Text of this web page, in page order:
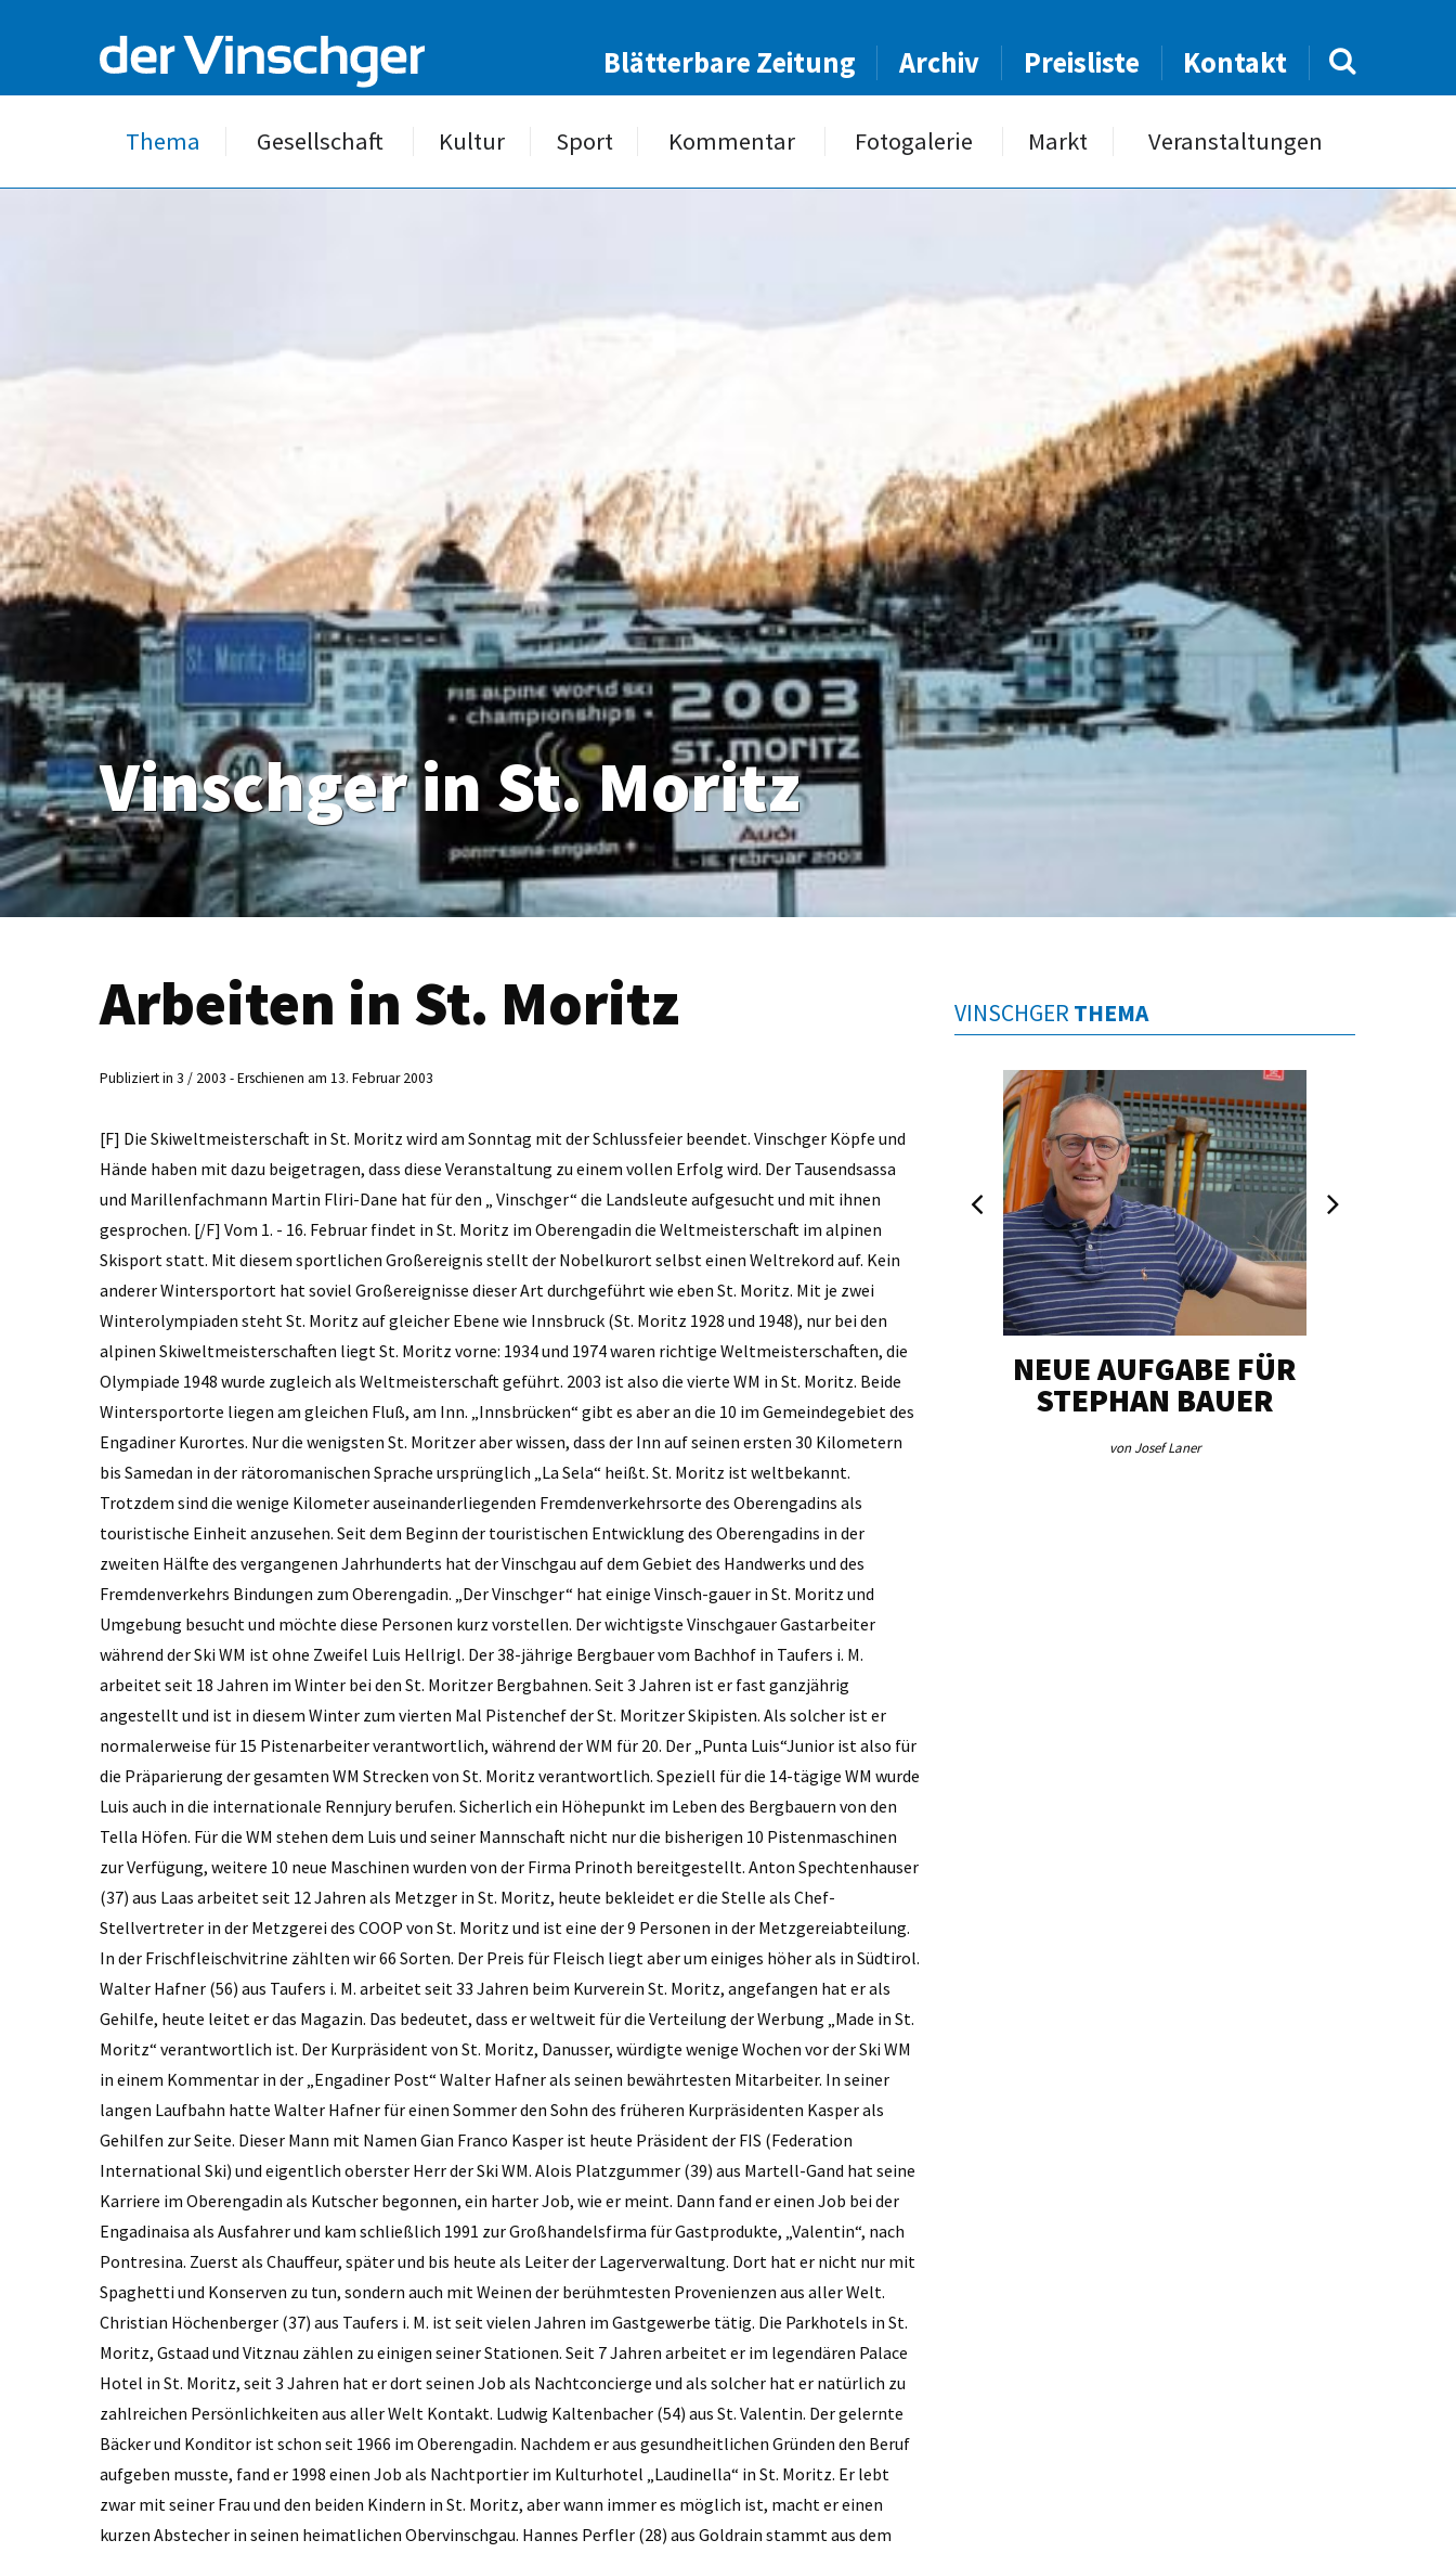
Blätterbare Zeitung Archiv Preisliste Kontakt
Thema Gesellschaft Kultur Sport Kommentar Fotogalerie Markt Veranstaltungen
Vinschger in St. Moritz
Arbeiten in St. Moritz
Publiziert in 3 / 2003 - Erschienen am 13. Februar 2003
[F] Die Skiweltmeisterschaft in St. Moritz wird am Sonntag mit der Schlussfeier beendet. Vinschger Köpfe und
Hände haben mit dazu beigetragen, dass diese Veranstaltung zu einem vollen Erfolg wird. Der Tausendsassa
und Marillenfachmann Martin Fliri-Dane hat für den „ Vinschger“ die Landsleute aufgesucht und mit ihnen
gesprochen. [/F] Vom 1. - 16. Februar findet in St. Moritz im Oberengadin die Weltmeisterschaft im alpinen
Skisport statt. Mit diesem sportlichen Großereignis stellt der Nobelkurort selbst einen Weltrekord auf. Kein
anderer Wintersportort hat soviel Großereignisse dieser Art durchgeführt wie eben St. Moritz. Mit je zwei
Winterolympiaden steht St. Moritz auf gleicher Ebene wie Innsbruck (St. Moritz 1928 und 1948), nur bei den
alpinen Skiweltmeisterschaften liegt St. Moritz vorne: 1934 und 1974 waren richtige Weltmeisterschaften, die
Olympiade 1948 wurde zugleich als Weltmeisterschaft geführt. 2003 ist also die vierte WM in St. Moritz. Beide
Wintersportorte liegen am gleichen Fluß, am Inn. „Innsbrücken“ gibt es aber an die 10 im Gemeindegebiet des
Engadiner Kurortes. Nur die wenigsten St. Moritzer aber wissen, dass der Inn auf seinen ersten 30 Kilometern
bis Samedan in der rätoromanischen Sprache ursprünglich „La Sela“ heißt. St. Moritz ist weltbekannt.
Trotzdem sind die wenige Kilometer auseinanderliegenden Fremdenverkehrsorte des Oberengadins als
touristische Einheit anzusehen. Seit dem Beginn der touristischen Entwicklung des Oberengadins in der
zweiten Hälfte des vergangenen Jahrhunderts hat der Vinschgau auf dem Gebiet des Handwerks und des
Fremdenverkehrs Bindungen zum Oberengadin. „Der Vinschger“ hat einige Vinsch-gauer in St. Moritz und
Umgebung besucht und möchte diese Personen kurz vorstellen. Der wichtigste Vinschgauer Gastarbeiter
während der Ski WM ist ohne Zweifel Luis Hellrigl. Der 38-jährige Bergbauer vom Bachhof in Taufers i. M.
arbeitet seit 18 Jahren im Winter bei den St. Moritzer Bergbahnen. Seit 3 Jahren ist er fast ganzjährig
angestellt und ist in diesem Winter zum vierten Mal Pistenchef der St. Moritzer Skipisten. Als solcher ist er
normalerweise für 15 Pistenarbeiter verantwortlich, während der WM für 20. Der „Punta Luis“Junior ist also für
die Präparierung der gesamten WM Strecken von St. Moritz verantwortlich. Speziell für die 14-tägige WM wurde
Luis auch in die internationale Rennjury berufen. Sicherlich ein Höhepunkt im Leben des Bergbauern von den
Tella Höfen. Für die WM stehen dem Luis und seiner Mannschaft nicht nur die bisherigen 10 Pistenmaschinen
zur Verfügung, weitere 10 neue Maschinen wurden von der Firma Prinoth bereitgestellt. Anton Spechtenhauser
(37) aus Laas arbeitet seit 12 Jahren als Metzger in St. Moritz, heute bekleidet er die Stelle als Chef-
Stellvertreter in der Metzgerei des COOP von St. Moritz und ist eine der 9 Personen in der Metzgereiabteilung.
In der Frischfleischvitrine zählten wir 66 Sorten. Der Preis für Fleisch liegt aber um einiges höher als in Südtirol.
Walter Hafner (56) aus Taufers i. M. arbeitet seit 33 Jahren beim Kurverein St. Moritz, angefangen hat er als
Gehilfe, heute leitet er das Magazin. Das bedeutet, dass er weltweit für die Verteilung der Werbung „Made in St.
Moritz“ verantwortlich ist. Der Kurpräsident von St. Moritz, Danusser, würdigte wenige Wochen vor der Ski WM
in einem Kommentar in der „Engadiner Post“ Walter Hafner als seinen bewährtesten Mitarbeiter. In seiner
langen Laufbahn hatte Walter Hafner für einen Sommer den Sohn des früheren Kurpräsidenten Kasper als
Gehilfen zur Seite. Dieser Mann mit Namen Gian Franco Kasper ist heute Präsident der FIS (Federation
International Ski) und eigentlich oberster Herr der Ski WM. Alois Platzgummer (39) aus Martell-Gand hat seine
Karriere im Oberengadin als Kutscher begonnen, ein harter Job, wie er meint. Dann fand er einen Job bei der
Engadinaisa als Ausfahrer und kam schließlich 1991 zur Großhandelsfirma für Gastprodukte, „Valentin“, nach
Pontresina. Zuerst als Chauffeur, später und bis heute als Leiter der Lagerverwaltung. Dort hat er nicht nur mit
Spaghetti und Konserven zu tun, sondern auch mit Weinen der berühmtesten Provenienzen aus aller Welt.
Christian Höchenberger (37) aus Taufers i. M. ist seit vielen Jahren im Gastgewerbe tätig. Die Parkhotels in St.
Moritz, Gstaad und Vitznau zählen zu einigen seiner Stationen. Seit 7 Jahren arbeitet er im legendären Palace
Hotel in St. Moritz, seit 3 Jahren hat er dort seinen Job als Nachtconcierge und als solcher hat er natürlich zu
zahlreichen Persönlichkeiten aus aller Welt Kontakt. Ludwig Kaltenbacher (54) aus St. Valentin. Der gelernte
Bäcker und Konditor ist schon seit 1966 im Oberengadin. Nachdem er aus gesundheitlichen Gründen den Beruf
aufgeben musste, fand er 1998 einen Job als Nachtportier im Kulturhotel „Laudinella“ in St. Moritz. Er lebt
zwar mit seiner Frau und den beiden Kindern in St. Moritz, aber wann immer es möglich ist, macht er einen
kurzen Abstecher in seinen heimatlichen Obervinschgau. Hannes Perfler (28) aus Goldrain stammt aus dem
VINSCHGER THEMA
NEUE AUFGABE FÜR
STEPHAN BAUER
von Josef Laner